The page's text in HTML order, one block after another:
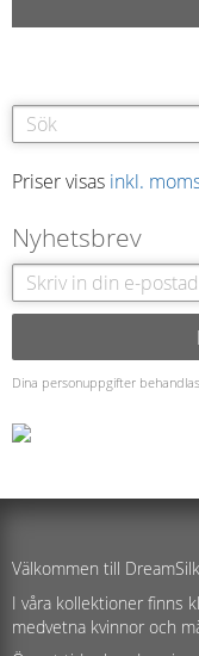
Priser visas inkl.
Nyhetsbrev
Dina personuppgifter
Välkommen till
I våra kollektioner finns
medvetna kvinnor och